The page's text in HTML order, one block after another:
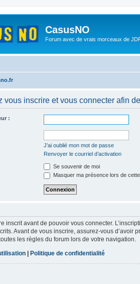
CasusNO
Forum avec de vrais morceaux de
vous inscrire et vous connecter afin
:
J’ai oublié mon mot de passe
Renvoyer le courriel d’activation
Se souvenir de moi
Masquer ma présence lors de
inscrit avant de pouvoir vous connecter.
Avant de vous inscrire, assurez-vous
les règles du forum lors de votre navigation.
Politique de confidentialité